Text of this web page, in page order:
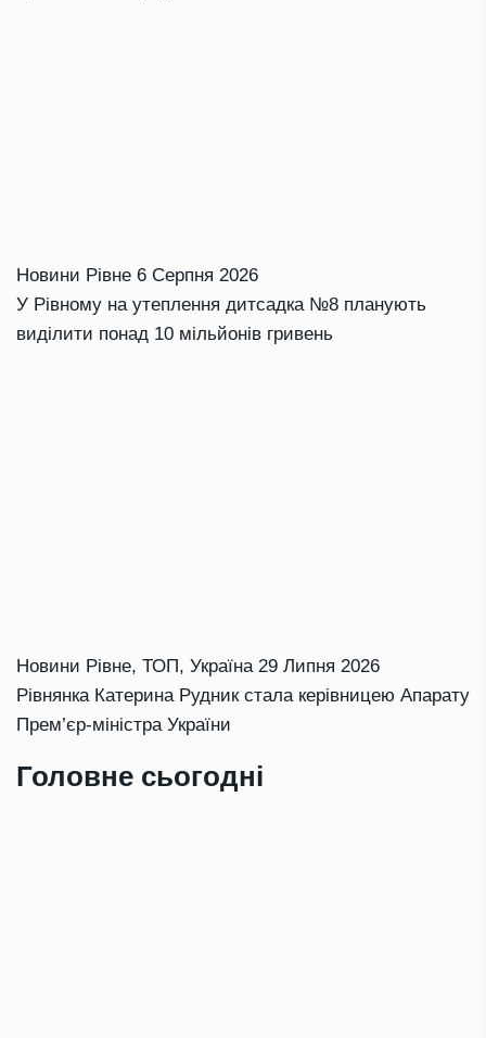
Новини Рівне 6 Серпня 2026
У Рівному на утеплення дитсадка №8 планують
виділити понад 10 мільйонів гривень
Новини Рівне, ТОП, Україна 29 Липня 2026
Рівнянка Катерина Рудник стала керівницею Апарату
Прем’єр-міністра України
Головне сьогодні